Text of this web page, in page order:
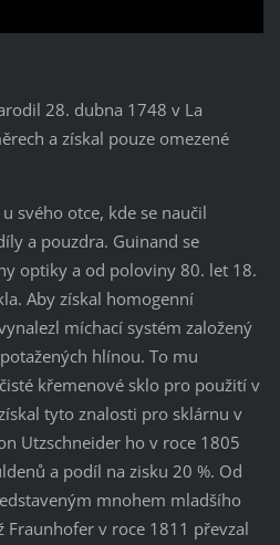
28. dubna 1748 v La
a získal pouze omezené
svého otce, kde se naučil
a pouzdra. Guinand se
optiky a od poloviny 80. let 18.
Aby získal homogenní
míchací systém založený
hlínou. To mu
křemenové sklo pro použití v
tyto znalosti pro sklárnu v
Utzschneider ho v roce 1805
a podíl na zisku 20 %. Od
mnohem mladšího
Fraunhofer v roce 1811 převzal